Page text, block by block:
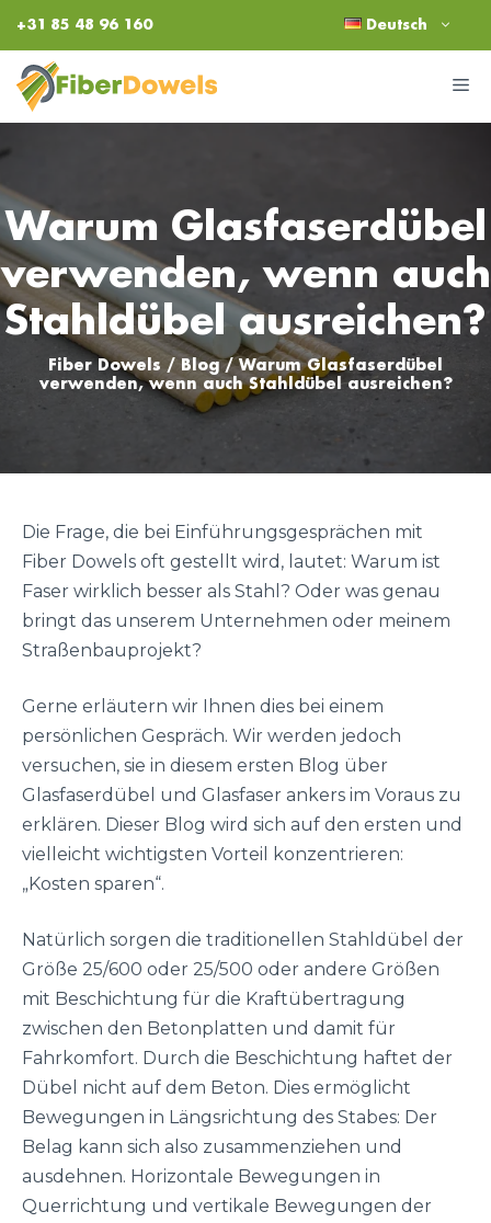
Zum
springen
+31 85 48 96 160 Deutsch
Warum Glasfaserdübel
verwenden, wenn auch
Stahldübel ausreichen?
Fiber Dowels / Blog/Warum Glasfaserdübel
verwenden, wenn auch Stahldübel ausreichen?
Die Frage, die bei Einführungsgesprächen mit
Fiber Dowels oft gestellt wird, lautet: Warum ist
Faser wirklich besser als Stahl? Oder was genau
bringt das unserem Unternehmen oder meinem
Straßenbauprojekt?
Gerne erläutern wir Ihnen dies bei einem
persönlichen Gespräch. Wir werden jedoch
versuchen, sie in diesem ersten Blog über
Glasfaserdübel und Glasfaser ankers im Voraus zu
erklären. Dieser Blog wird sich auf den ersten und
vielleicht wichtigsten Vorteil konzentrieren:
„Kosten sparen“.
Natürlich sorgen die traditionellen Stahldübel der
Größe 25/600 oder 25/500 oder andere Größen
mit Beschichtung für die Kraftübertragung
zwischen den Betonplatten und damit für
Fahrkomfort. Durch die Beschichtung haftet der
Dübel nicht auf dem Beton. Dies ermöglicht
Bewegungen in Längsrichtung des Stabes: Der
Belag kann sich also zusammenziehen und
ausdehnen. Horizontale Bewegungen in
Querrichtung und vertikale Bewegungen der